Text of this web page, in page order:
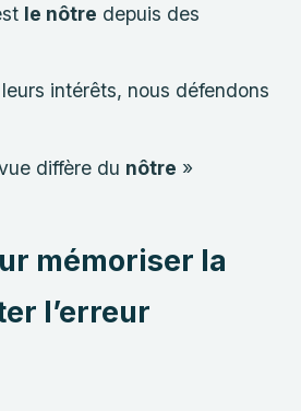
le nôtre depuis des
intérêts, nous défendons
diffère du nôtre »
mémoriser la
l’erreur